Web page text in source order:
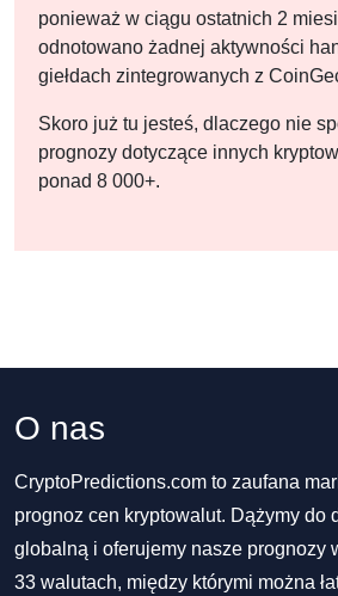
ponieważ w ciągu ostatnich 2
odnotowano żadnej aktywności
giełdach zintegrowanych z
Skoro już tu jesteś, dlaczego nie
prognozy dotyczące innych
ponad 8 000+.
O nas
CryptoPredictions.com to zaufana
prognoz cen kryptowalut. Dążymy do
globalną i oferujemy nasze prognozy
33 walutach, między którymi można